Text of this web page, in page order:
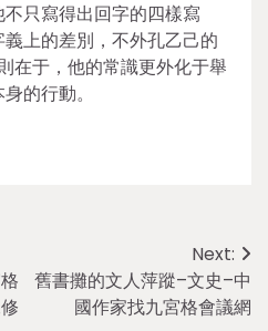
只寫得出回字的四樣寫
上的差別，不外孔乙己的
于，他的常識更外化于舉
的行動。
Next:
舊書攤的文人萍蹤–文史–中
國作家找九宮格會議網